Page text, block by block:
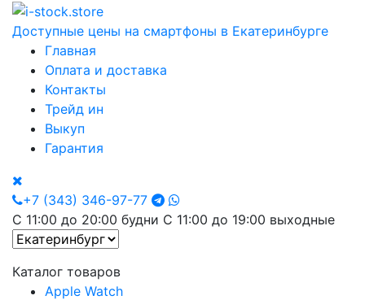
Доступные цены на смартфоны в Екатеринбурге
Главная
Оплата и доставка
Контакты
Трейд ин
Выкуп
Гарантия
+7 (343) 346-97-77
С 11:00 до 20:00 будни С 11:00 до 19:00 выходные
Каталог товаров
Apple Watch